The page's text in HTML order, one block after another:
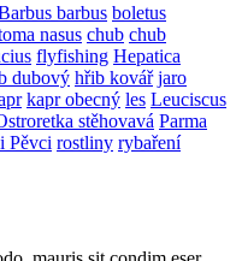
barbus boletus
nasus chub chub
flyfishing Hepatica
dubový hřib kovář jaro
kapr obecný les Leuciscus
stěhovavá Parma
Pěvci rostliny rybaření